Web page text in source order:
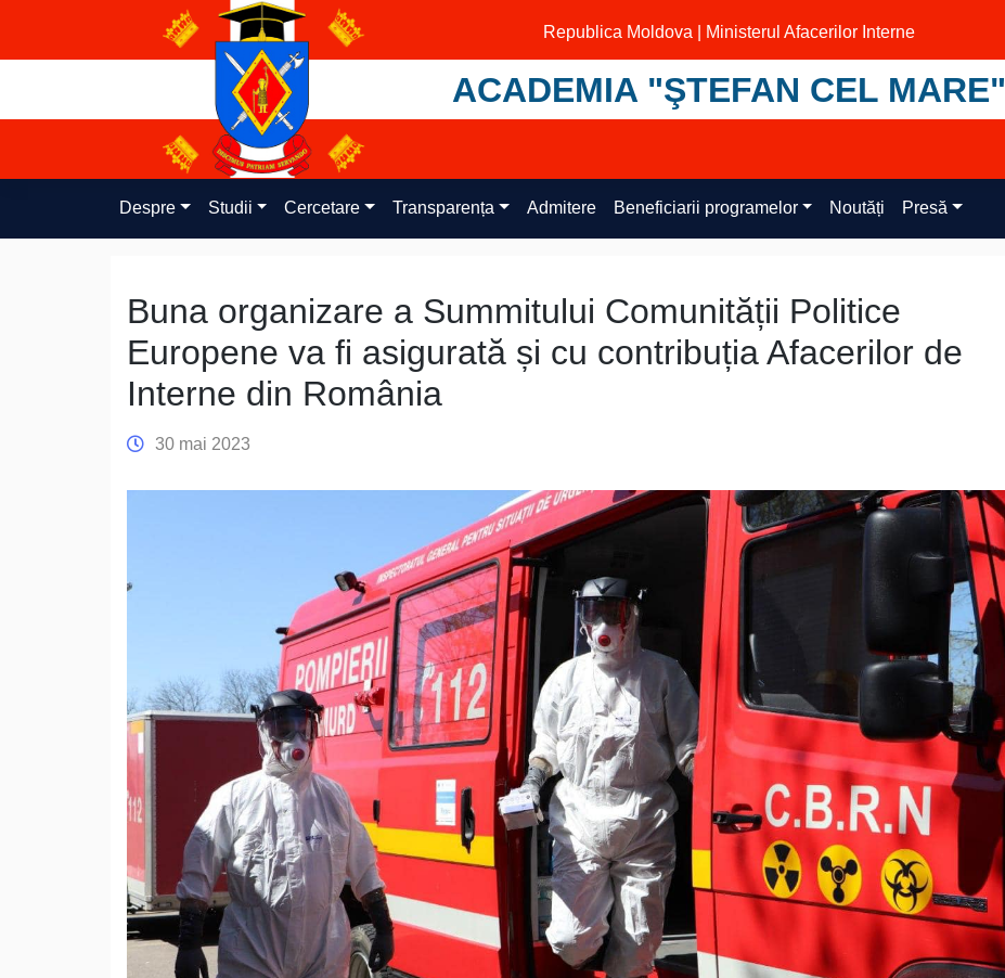
content
Republica Moldova | Ministerul Afacerilor Interne
ACADEMIA "ŞTEFAN CEL MARE"
Despre Studii Cercetare Transparența Admitere Beneficiarii programelor Noutăți Presă
Buna organizare a Summitului Comunității Politice
Europene va fi asigurată și cu contribuția Afacerilor de
Interne din România
30 mai 2023